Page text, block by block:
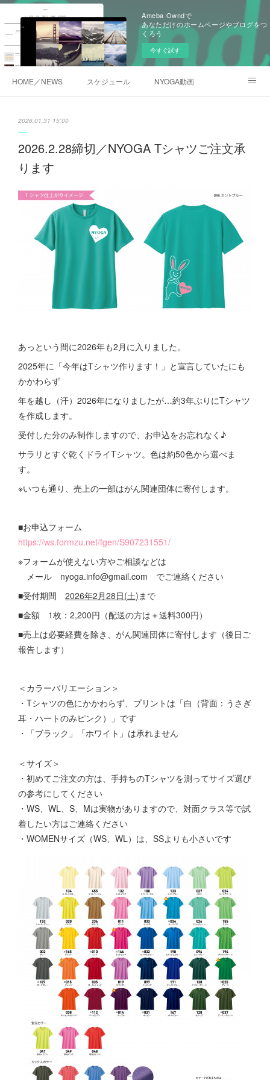
Ameba Owndで
あなただけのホームページやブログをつ
くろう
今すぐ試す
HOME／NEWS スケジュール NYOGA動画
2026.01.31 15:00
2026.2.28締切／NYOGA Tシャツご注文承
ります
あっという間に2026年も2月に入りました。
2025年に「今年はTシャツ作ります！」と宣言していたにも
かかわらず
年を越し（汗）2026年になりましたが…約3年ぶりにTシャツ
を作成します。
受付した分のみ制作しますので、お申込をお忘れなく♪
サラリとすぐ乾くドライTシャツ。色は約50色から選べま
す。
※いつも通り、売上の一部はがん関連団体に寄付します。
■お申込フォーム
https://ws.formzu.net/fgen/S907231551/
※フォームが使えない方やご相談などは
メール nyoga.info@gmail.com でご連絡ください
■受付期間 2026年2月28日(土)まで
■金額 1枚：2,200円（配送の方は＋送料300円）
■売上は必要経費を除き、がん関連団体に寄付します（後日ご
報告します）
＜カラーバリエーション＞
・Tシャツの色にかかわらず、プリントは「白（背面：うさぎ
耳・ハートのみピンク）」です
・「ブラック」「ホワイト」は承れません
＜サイズ＞
・初めてご注文の方は、手持ちのTシャツを測ってサイズ選び
の参考にしてください
・WS、WL、S、Mは実物がありますので、対面クラス等で試
着したい方はご連絡ください
・WOMENサイズ（WS、WL）は、SSよりも小さいです